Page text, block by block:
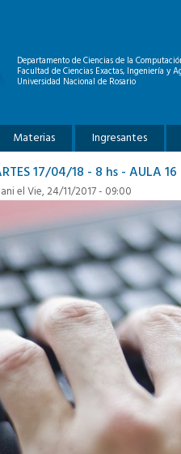
Departamento de Ciencias de la
Facultad de Ciencias Exactas, Ingeniería y
Universidad Nacional de Rosario
Materias Ingresantes
17/04/18 - 8 hs - AULA 16
el Vie, 24/11/2017 - 09:00